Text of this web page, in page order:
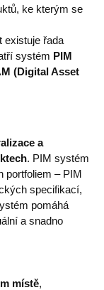
Central
ke kterým se
existuje řada
systém PIM
(Digital Asset
a
. PIM systém
portfoliem – PIM
specifikací,
pomáhá
a snadno
místě,